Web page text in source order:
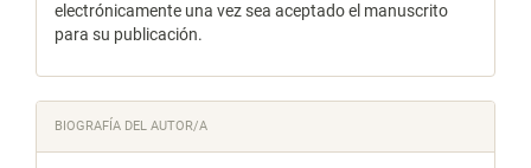
electrónicamente una vez sea aceptado el manuscrito
para su publicación.
BIOGRAFÍA DEL AUTOR/A